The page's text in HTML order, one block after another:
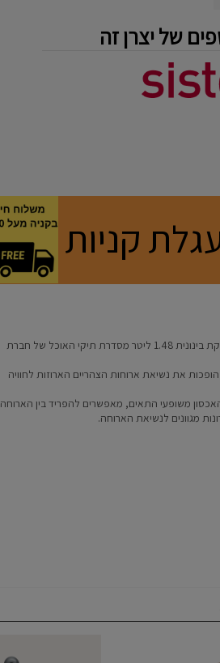
של יצרן זה
קניות
קופסת ארוחת צהריים מחולקת בינונית 1.48 ליטר מסדרת תיקי האוכל של חברת
את נשיאת ארוחות הצהריים הארוזות לחוויה
האכסון משופעי התאים, מאפשרים להפריד בין הארוחה
מגוונים לנשיאת הארוחה.